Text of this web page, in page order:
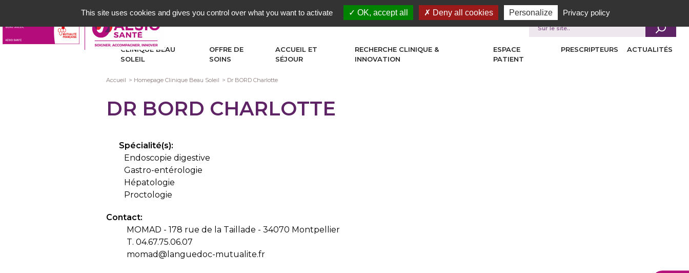
contenu
principal
CLINIQUE BEAU
SOLEIL
OFFRE DE
SOINS
ACCUEIL ET
SÉJOUR
RECHERCHE CLINIQUE &
INNOVATION
ESPACE
PATIENT
PRESCRIPTEURS ACTUALITÉS
Je recherche
Fil
d'Ariane
Accueil Homepage Clinique Beau Soleil Dr BORD Charlotte
DR BORD CHARLOTTE
Spécialité(s):
Endoscopie digestive
Gastro-entérologie
Hépatologie
Proctologie
Contact:
MOMAD - 178 rue de la Taillade - 34070 Montpellier
T. 04.67.75.06.07
momad@languedoc-mutualite.fr
This site uses cookies and gives you control over what you want to activate OK, accept all Deny all cookies Personalize Privacy policy